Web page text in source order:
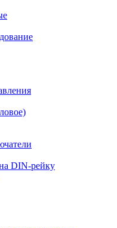
DIN-рейку